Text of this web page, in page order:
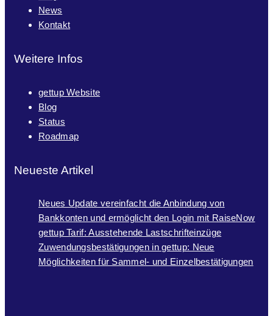
News
Kontakt
Weitere Infos
gettup Website
Blog
Status
Roadmap
Neueste Artikel
Neues Update vereinfacht die Anbindung von
Bankkonten und ermöglicht den Login mit RaiseNow
gettup Tarif: Ausstehende Lastschrifteinzüge
Zuwendungsbestätigungen in gettup: Neue
Möglichkeiten für Sammel- und Einzelbestätigungen